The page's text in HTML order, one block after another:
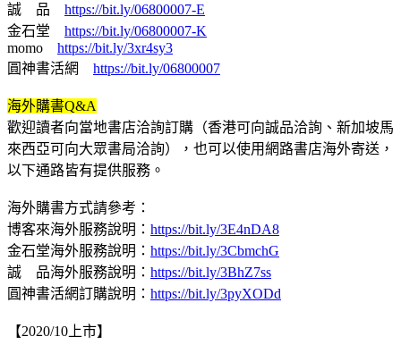
誠 品 https://bit.ly/06800007-E
金石堂 https://bit.ly/06800007-K
momo https://bit.ly/3xr4sy3
圓神書活網 https://bit.ly/06800007
海外購書Q&A
歡迎讀者向當地書店洽詢訂購（香港可向誠品洽詢、新加坡馬
來西亞可向大眾書局洽詢），也可以使用網路書店海外寄送，
以下通路皆有提供服務。
海外購書方式請參考：
博客來海外服務說明： https://bit.ly/3E4nDA8
金石堂海外服務說明： https://bit.ly/3CbmchG
誠 品海外服務說明： https://bit.ly/3BhZ7ss
圓神書活網訂購說明： https://bit.ly/3pyXODd
【2020/10上市】